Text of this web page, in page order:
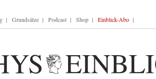
Grundsätze Podcast Shop Einblick-Abo